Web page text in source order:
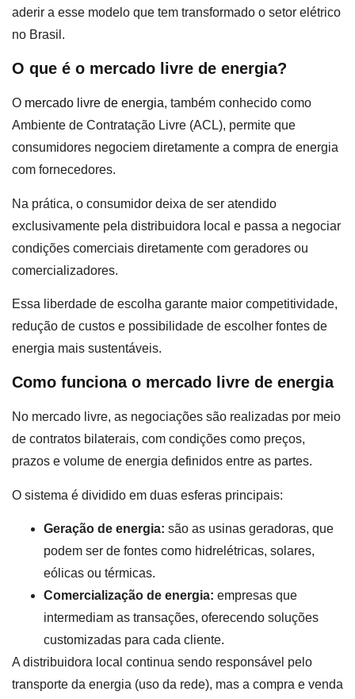
aderir a esse modelo que tem transformado o setor elétrico
no Brasil.
O que é o mercado livre de energia?
O mercado livre de energia, também conhecido como
Ambiente de Contratação Livre (ACL), permite que
consumidores negociem diretamente a compra de energia
com fornecedores.
Na prática, o consumidor deixa de ser atendido
exclusivamente pela distribuidora local e passa a negociar
condições comerciais diretamente com geradores ou
comercializadores.
Essa liberdade de escolha garante maior competitividade,
redução de custos e possibilidade de escolher fontes de
energia mais sustentáveis.
Como funciona o mercado livre de energia
No mercado livre, as negociações são realizadas por meio
de contratos bilaterais, com condições como preços,
prazos e volume de energia definidos entre as partes.
O sistema é dividido em duas esferas principais:
Geração de energia: são as usinas geradoras, que
podem ser de fontes como hidrelétricas, solares,
eólicas ou térmicas.
Comercialização de energia: empresas que
intermediam as transações, oferecendo soluções
customizadas para cada cliente.
A distribuidora local continua sendo responsável pelo
transporte da energia (uso da rede), mas a compra e venda